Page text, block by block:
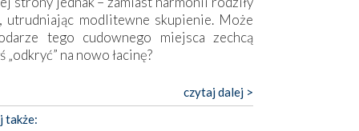
utrudniając modlitewne skupienie. Może
tego cudownego miejsca zechcą
„odkryć” na nowo łacinę?
duch współczesności daje też w
znać o sobie w sposób widoczny gołym
Niby w trosce o prostotę i skromność
czytaj dalej >
także: